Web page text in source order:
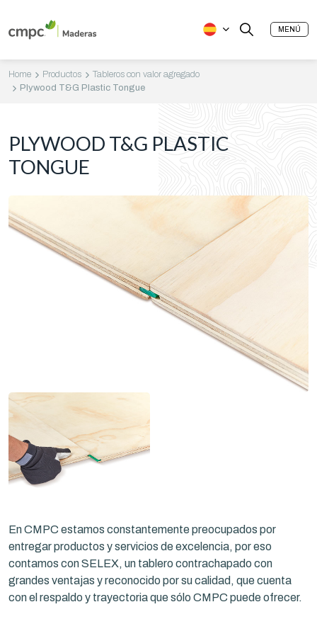
MENÚ
Home Productos
Tableros con valor agregado
Plywood T&G Plastic Tongue
PLYWOOD T&G PLASTIC
TONGUE
En CMPC estamos constantemente preocupados por
entregar productos y servicios de excelencia, por eso
contamos con SELEX, un tablero contrachapado con
grandes ventajas y reconocido por su calidad, que cuenta
con el respaldo y trayectoria que sólo CMPC puede ofrecer.